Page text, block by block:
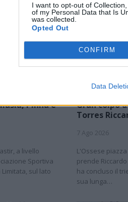
I want to opt-out of
of my Personal Data that Is
was collected.
Opted Out
CONFIRM
Data
Pinna e
a livello
Sportiva
sul lato
Gran colpo
Torres
7 Ago 2026
L'Ossese
prende
ha concluso il
sua lunga…